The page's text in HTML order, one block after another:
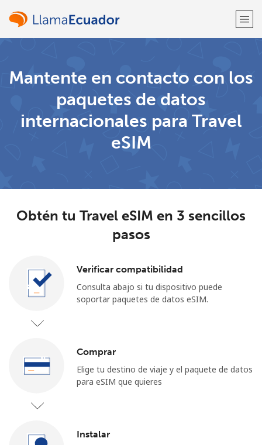
¿Ya tienes una cuenta? Inicia sesión →
Regístrate con
Mínimo 8 caracteres
Una letra mayúscula y una minúscula
Un caracter especial
Mantente en contacto con los
paquetes de datos
internacionales para Travel
eSIM
Obtén tu Travel eSIM en 3 sencillos
pasos
Verificar compatibilidad
Consulta abajo si tu dispositivo puede
soportar paquetes de datos eSIM.
Comprar
Elige tu destino de viaje y el paquete de datos
para eSIM que quieres
Instalar